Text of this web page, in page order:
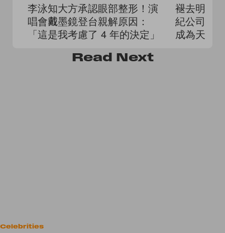
李泳知大方承認眼部整形！演
唱會戴墨鏡登台親解原因：
「這是我考慮了 4 年的決定」
褪去明星
紀公司證
成為天主
Read Next
Celebrities